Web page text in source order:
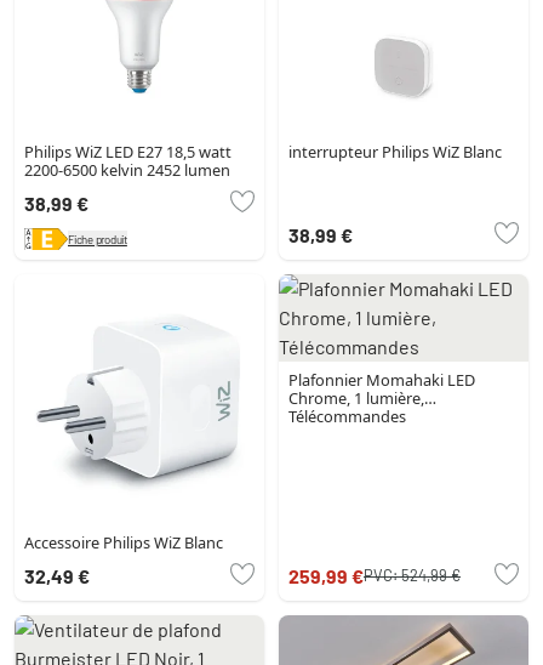
Philips WiZ LED E27 18,5 watt
2200-6500 kelvin 2452 lumen
38,99 €
Fiche produit
interrupteur Philips WiZ Blanc
38,99 €
Accessoire Philips WiZ Blanc
32,49 €
Plafonnier Momahaki LED
Chrome, 1 lumière,
Télécommandes
259,99 €PVC:524,99 €